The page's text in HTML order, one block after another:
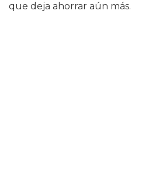
que deja ahorrar aún más.